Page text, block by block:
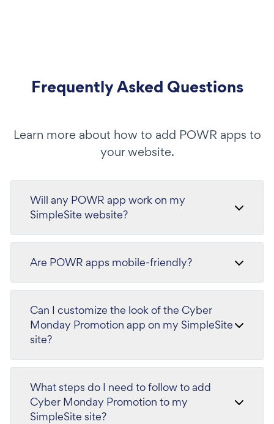
Frequently Asked Questions
Learn more about how to add POWR apps to
your website.
Will any POWR app work on my
SimpleSite website?
Are POWR apps mobile-friendly?
Can I customize the look of the Cyber
Monday Promotion app on my SimpleSite
site?
What steps do I need to follow to add
Cyber Monday Promotion to my
SimpleSite site?